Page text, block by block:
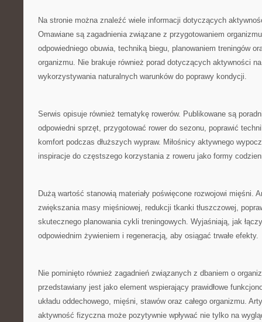
Na stronie można znaleźć wiele informacji dotyczących
Omawiane są zagadnienia związane z przygotowaniem
odpowiedniego obuwia, techniką biegu, planowaniem treningów
organizmu. Nie brakuje również porad dotyczących aktywności
wykorzystywania naturalnych warunków do poprawy kondycji.
Serwis opisuje również tematykę rowerów. Publikowane są
odpowiedni sprzęt, przygotować rower do sezonu, poprawić
komfort podczas dłuższych wypraw. Miłośnicy aktywnego
inspiracje do częstszego korzystania z roweru jako formy
Dużą wartość stanowią materiały poświęcone rozwojowi mięśni.
zwiększania masy mięśniowej, redukcji tkanki tłuszczowej,
skutecznego planowania cykli treningowych. Wyjaśniają, jak
odpowiednim żywieniem i regeneracją, aby osiągać trwałe efekty.
Nie pominięto również zagadnień związanych z dbaniem o
przedstawiany jest jako element wspierający prawidłowe
układu oddechowego, mięśni, stawów oraz całego organizmu.
aktywność fizyczna może pozytywnie wpływać nie tylko na